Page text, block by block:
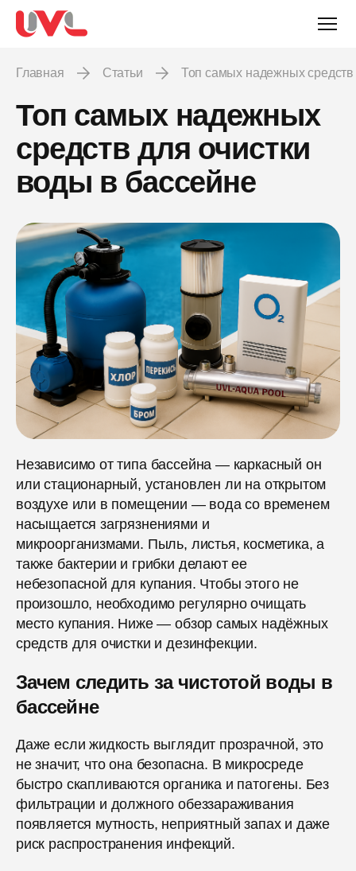
Главная Статьи Топ самых надежных
Топ самых надежных
средств для очистки
воды в бассейне
Независимо от типа бассейна — каркасный он
или стационарный, установлен ли на открытом
воздухе или в помещении — вода со временем
насыщается загрязнениями и
микроорганизмами. Пыль, листья, косметика, а
также бактерии и грибки делают ее
небезопасной для купания. Чтобы этого не
произошло, необходимо регулярно очищать
место купания. Ниже — обзор самых надёжных
средств для очистки и дезинфекции.
Зачем следить за чистотой воды в
бассейне
Даже если жидкость выглядит прозрачной, это
не значит, что она безопасна. В микросреде
быстро скапливаются органика и патогены. Без
фильтрации и должного обеззараживания
появляется мутность, неприятный запах и даже
риск распространения инфекций.